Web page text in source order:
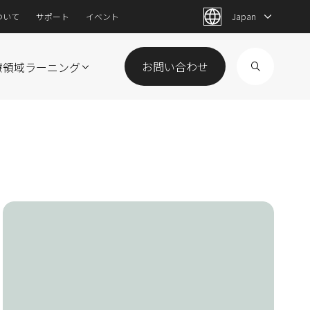
いて サポート イベント Japan
域ラーニング お問い合わせ​
Image